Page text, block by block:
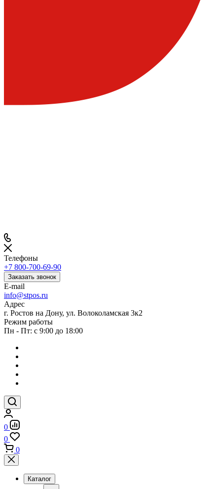
Телефоны
+7 800-700-69-90
Заказать звонок
E-mail
info@stpos.ru
Адрес
г. Ростов на Дону, ул. Волоколамская 3к2
Режим работы
Пн - Пт: с 9:00 до 18:00
0
0
0
Каталог